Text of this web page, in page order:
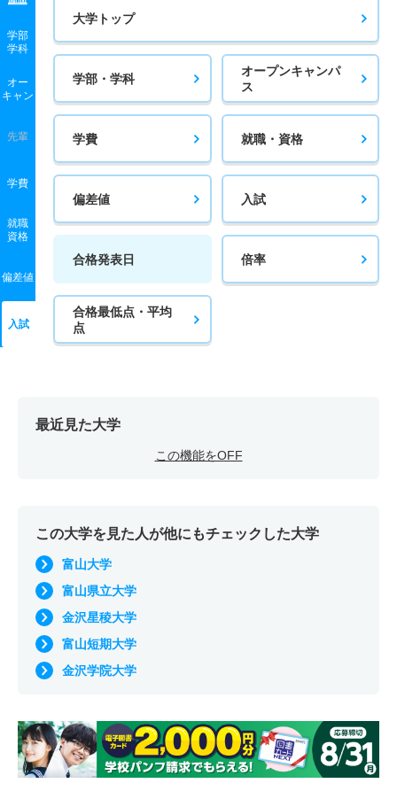
学部
学科
オー
キャン
先輩
学費
就職
資格
偏差値
入試
大学トップ
学部・学科
オープンキャンパ
ス
学費 就職・資格
偏差値 入試
合格発表日 倍率
合格最低点・平均
点
最近見た大学
この機能をOFF
この大学を見た人が他にもチェックした大学
富山大学
富山県立大学
金沢星稜大学
富山短期大学
金沢学院大学